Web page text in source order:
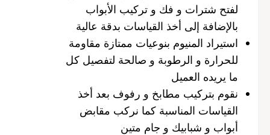
لفتح شترات و فك و تركيب الأبواب
بالإضافة إلى أخذ القياسات بدقة عالية
استيراد المنيوم بنوعيات ممتازة مقاومة
للحرارة و الرطوبة و صالحة لتفصيل كل
ما يريده العميل
نقوم بتركيب مطابخ و رفوف بعد أخذ
القياسات المناسبة كما نركب مقابض
أبواب و شبابيك و جام متين